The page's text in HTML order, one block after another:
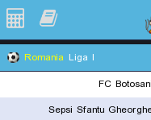
Romania Liga I
FC Botosani
Sepsi Sfantu